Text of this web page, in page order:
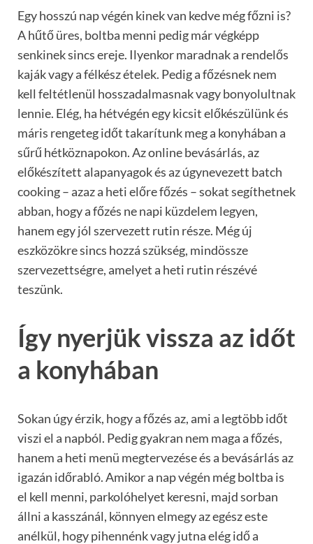
Egy hosszú nap végén kinek van kedve még főzni is?
A hűtő üres, boltba menni pedig már végképp
senkinek sincs ereje. Ilyenkor maradnak a rendelős
kaják vagy a félkész ételek. Pedig a főzésnek nem
kell feltétlenül hosszadalmasnak vagy bonyolultnak
lennie. Elég, ha hétvégén egy kicsit előkészülünk és
máris rengeteg időt takarítunk meg a konyhában a
sűrű hétköznapokon. Az online bevásárlás, az
előkészített alapanyagok és az úgynevezett batch
cooking – azaz a heti előre főzés – sokat segíthetnek
abban, hogy a főzés ne napi küzdelem legyen,
hanem egy jól szervezett rutin része. Még új
eszközökre sincs hozzá szükség, mindössze
szervezettségre, amelyet a heti rutin részévé
teszünk.
Így nyerjük vissza az időt
a konyhában
Sokan úgy érzik, hogy a főzés az, ami a legtöbb időt
viszi el a napból. Pedig gyakran nem maga a főzés,
hanem a heti menü megtervezése és a bevásárlás az
igazán időrabló. Amikor a nap végén még boltba is
el kell menni, parkolóhelyet keresni, majd sorban
állni a kasszánál, könnyen elmegy az egész este
anélkül, hogy pihennénk vagy jutna elég idő a